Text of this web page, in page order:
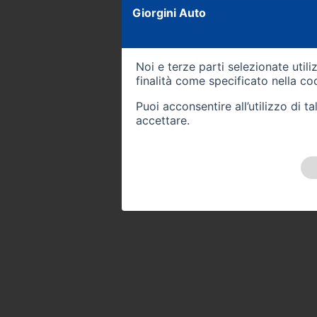
Giorgini Auto
Noi e terze parti selezionate
finalità come specificato nella
Puoi acconsentire all’utilizzo di
accettare.